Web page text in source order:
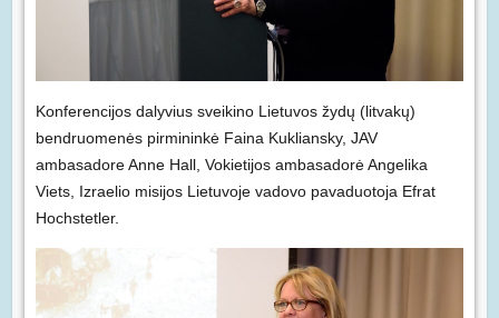
Konferencijos dalyvius sveikino Lietuvos žydų (litvakų)
bendruomenės pirmininkė Faina Kukliansky, JAV
ambasadore Anne Hall, Vokietijos ambasadorė Angelika
Viets, Izraelio misijos Lietuvoje vadovo pavaduotoja Efrat
Hochstetler.